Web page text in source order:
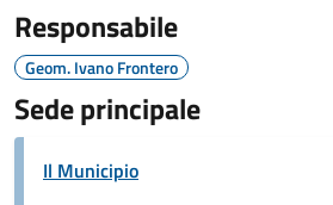
Responsabile
Geom. Ivano Frontero
Sede principale
Il Municipio